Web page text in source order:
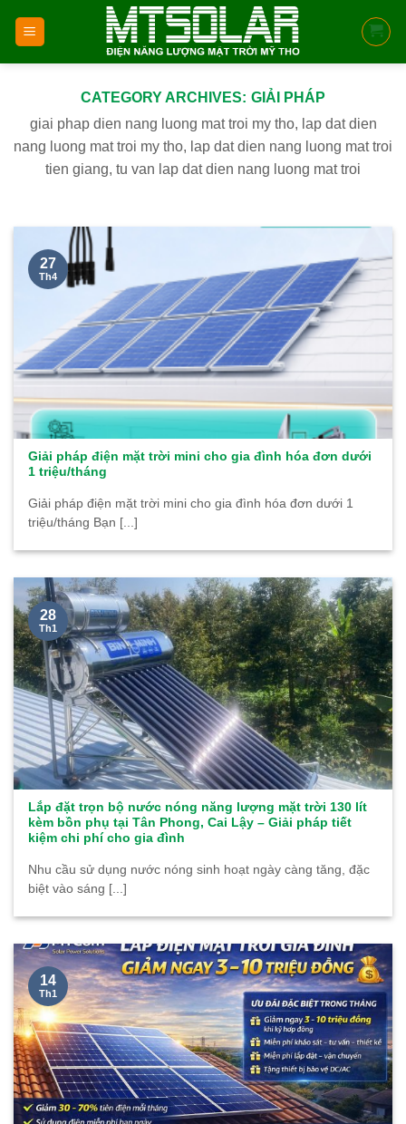
CATEGORY ARCHIVES: GIẢI PHÁP
giai phap dien nang luong mat troi my tho, lap dat dien
nang luong mat troi my tho, lap dat dien nang luong mat troi
tien giang, tu van lap dat dien nang luong mat troi
Giải pháp điện mặt trời mini cho gia đình hóa đơn dưới
1 triệu/tháng
Giải pháp điện mặt trời mini cho gia đình hóa đơn dưới 1
triệu/tháng Bạn [...]
27
Th4
Lắp đặt trọn bộ nước nóng năng lượng mặt trời 130 lít
kèm bồn phụ tại Tân Phong, Cai Lậy – Giải pháp tiết
kiệm chi phí cho gia đình
Nhu cầu sử dụng nước nóng sinh hoạt ngày càng tăng, đặc
biệt vào sáng [...]
28
Th1
14
Th1